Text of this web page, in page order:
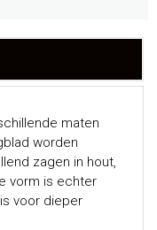
maten
worden
zagen in hout,
vorm is echter
voor dieper